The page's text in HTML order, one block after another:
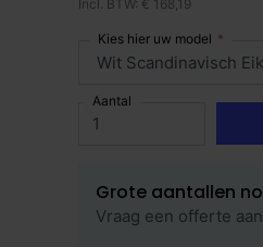
Incl. BTW: € 168,19
Kies hier uw model
Aantal
Grote aantallen
Vraag een offerte